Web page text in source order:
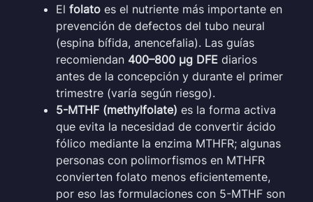
El folato es el nutriente más importante en
prevención de defectos del tubo neural
(espina bífida, anencefalia). Las guías
recomiendan 400–800 µg DFE diarios
antes de la concepción y durante el primer
trimestre (varía según riesgo).
5-MTHF (methylfolate) es la forma activa
que evita la necesidad de convertir ácido
fólico mediante la enzima MTHFR; algunas
personas con polimorfismos en MTHFR
convierten folato menos eficientemente,
por eso las formulaciones con 5-MTHF son